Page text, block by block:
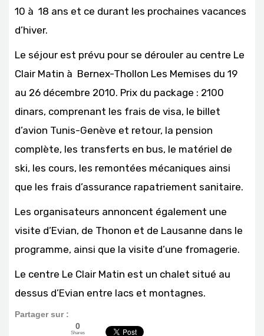
10 à 18 ans et ce durant les prochaines vacances
d’hiver.
Le séjour est prévu pour se dérouler au centre Le
Clair Matin à Bernex-Thollon Les Memises du 19
au 26 décembre 2010. Prix du package : 2100
dinars, comprenant les frais de visa, le billet
d’avion Tunis-Genève et retour, la pension
complète, les transferts en bus, le matériel de
ski, les cours, les remontées mécaniques ainsi
que les frais d’assurance rapatriement sanitaire.
Les organisateurs annoncent également une
visite d’Evian, de Thonon et de Lausanne dans le
programme, ainsi que la visite d’une fromagerie.
Le centre Le Clair Matin est un chalet situé au
dessus d’Evian entre lacs et montagnes.
Partager sur :
0
Shares